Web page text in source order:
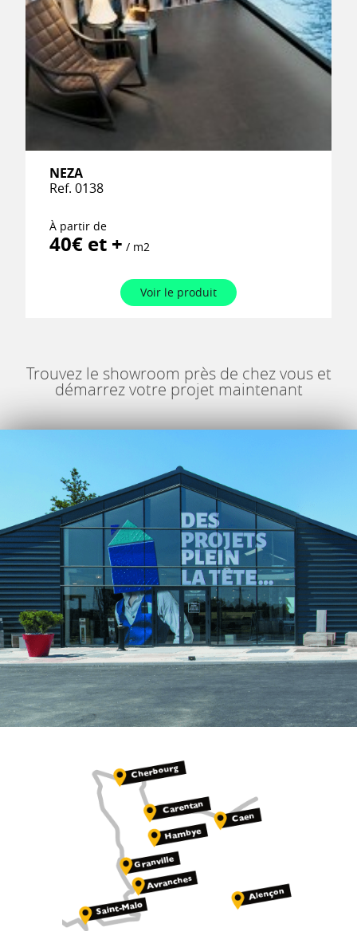
NEZA
Ref. 0138
À partir de
40€ et + / m2
Voir le produit
Trouvez le showroom près de chez vous et
démarrez votre projet maintenant